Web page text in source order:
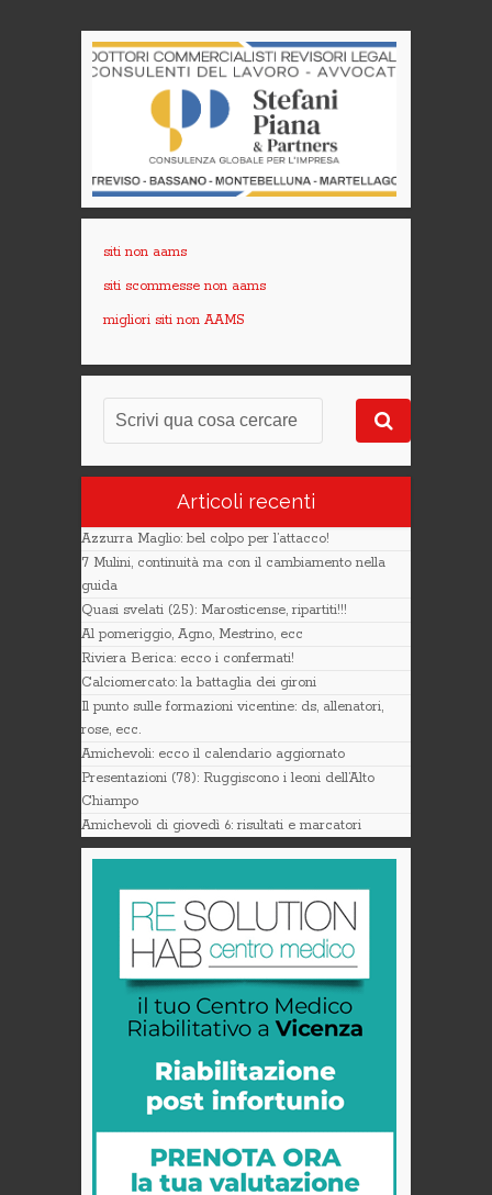
siti non aams
siti scommesse non aams
migliori siti non AAMS
Articoli recenti
Azzurra Maglio: bel colpo per l’attacco!
7 Mulini, continuità ma con il cambiamento nella
guida
Quasi svelati (25): Marosticense, ripartiti!!!
Al pomeriggio, Agno, Mestrino, ecc
Riviera Berica: ecco i confermati!
Calciomercato: la battaglia dei gironi
Il punto sulle formazioni vicentine: ds, allenatori,
rose, ecc.
Amichevoli: ecco il calendario aggiornato
Presentazioni (78): Ruggiscono i leoni dell’Alto
Chiampo
Amichevoli di giovedì 6: risultati e marcatori